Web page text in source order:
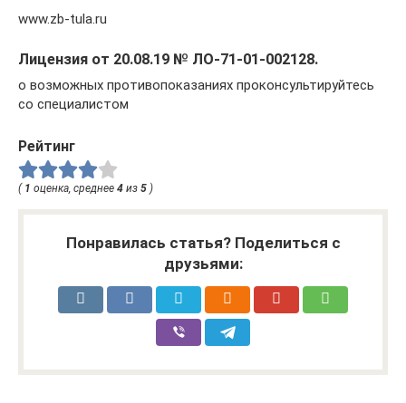
www.zb-tula.ru
Лицензия от 20.08.19 № ЛО-71-01-002128.
о возможных противопоказаниях проконсультируйтесь
со специалистом
Рейтинг
( 1 оценка, среднее 4 из 5 )
Понравилась статья? Поделиться с
друзьями: